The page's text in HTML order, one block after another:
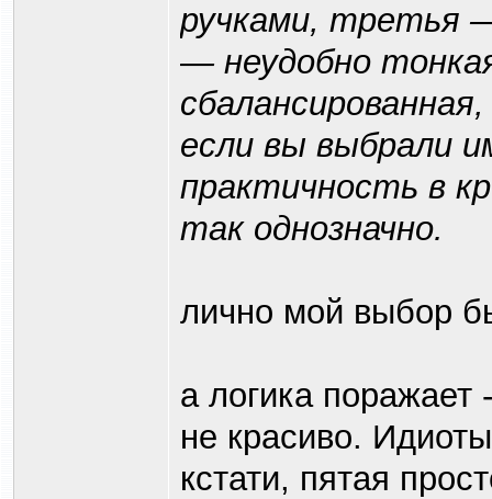
ручками, третья
— неудобно
если вы выбрали
практичность в
так однозначно.
лично мой выбор
а логика поражает
не красиво.
кстати, пятая